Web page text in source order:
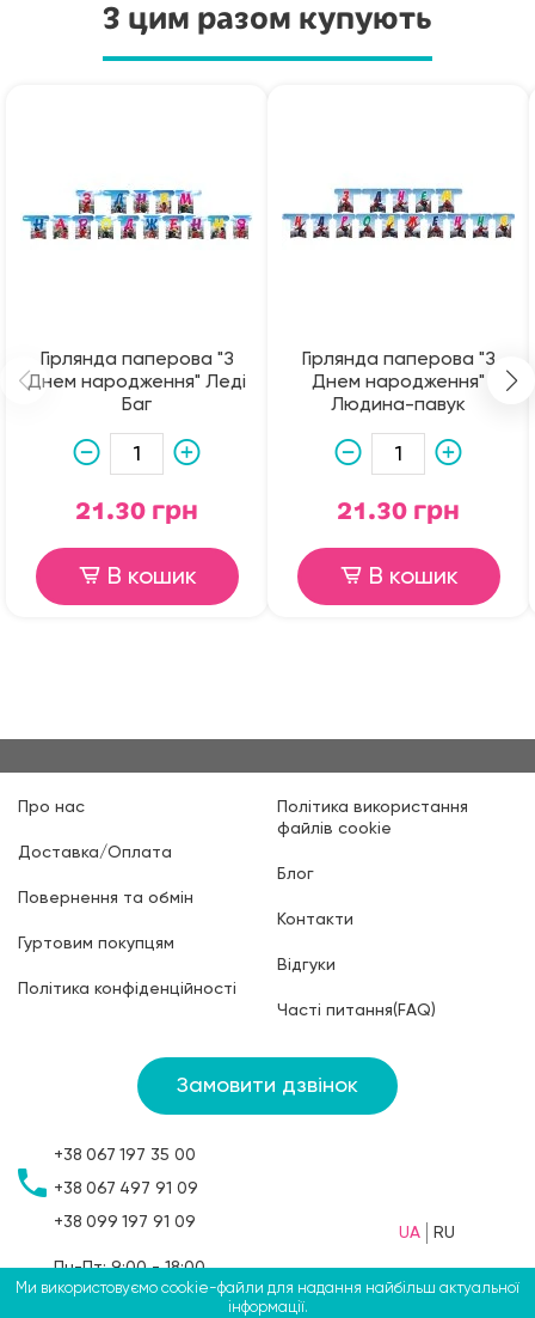
З цим разом купують
Гірлянда паперова "З
Днем народження" Леді
Баг
21.30 грн
В кошик
Гірлянда паперова "З
Днем народження"
Людина-павук
21.30 грн
В кошик
Про нас
Доставка/Оплата
Повернення та обмін
Гуртовим покупцям
Політика конфіденційності
Політика використання
файлів cookie
Блог
Контакти
Відгуки
Часті питання(FAQ)
Замовити дзвінок
+38 067 197 35 00
+38 067 497 91 09
+38 099 197 91 09
Пн-Пт: 9:00 - 18:00
Сб: 9:00 - 15:00
UA RU
Ми використовуємо cookie-файли для надання найбільш актуальної
інформації.